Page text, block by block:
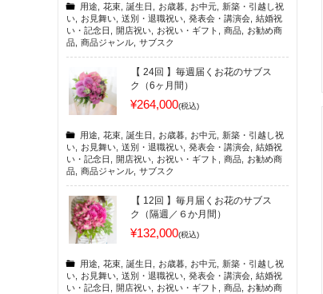
用途 花束 誕生日 お歳暮 お中元
新築・引越し祝
い
お見舞い 送別・退職祝い 発表会・講演会 結婚祝
い・記念日
開店祝い お祝い・ギフト 商品
お勧め商
品 商品ジャンル サブスク
【 24回 】毎週届くお花のサブス
ク（6ヶ月間）
¥264,000(税込)
用途 花束 誕生日 お歳暮 お中元
新築・引越し祝
い
お見舞い 送別・退職祝い 発表会・講演会 結婚祝
い・記念日
開店祝い お祝い・ギフト 商品
お勧め商
品 商品ジャンル サブスク
【 12回 】毎月届くお花のサブス
ク（隔週／６か月間）
¥132,000(税込)
用途 花束 誕生日 お歳暮 お中元
新築・引越し祝
い
お見舞い 送別・退職祝い 発表会・講演会 結婚祝
い・記念日
開店祝い お祝い・ギフト 商品
お勧め商